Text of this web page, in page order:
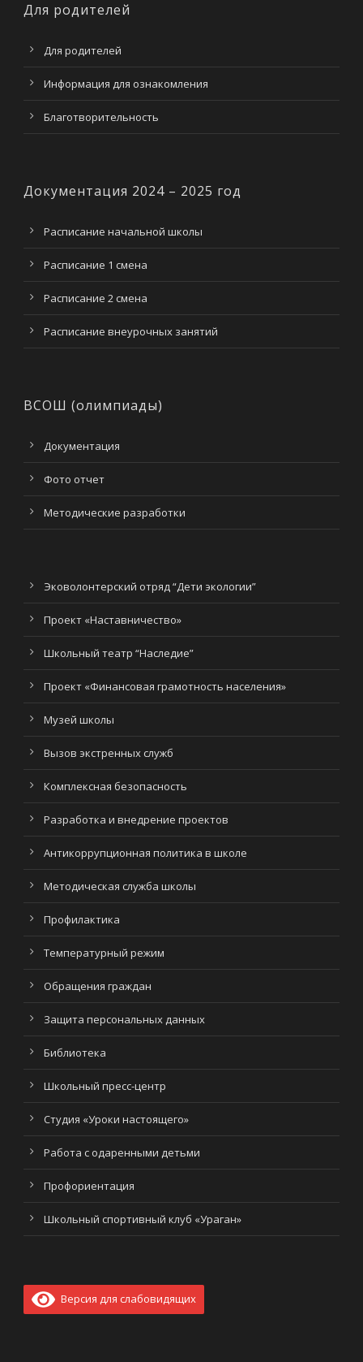
Для родителей
Для родителей
Информация для ознакомления
Благотворительность
Документация 2024 – 2025 год
Расписание начальной школы
Расписание 1 смена
Расписание 2 смена
Расписание внеурочных занятий
ВСОШ (олимпиады)
Документация
Фото отчет
Методические разработки
Эковолонтерский отряд “Дети экологии”
Проект «Наставничество»
Школьный театр “Наследие”
Проект «Финансовая грамотность населения»
Музей школы
Вызов экстренных служб
Комплексная безопасность
Разработка и внедрение проектов
Антикоррупционная политика в школе
Методическая служба школы
Профилактика
Температурный режим
Обращения граждан
Защита персональных данных
Библиотека
Школьный пресс-центр
Студия «Уроки настоящего»
Работа с одаренными детьми
Профориентация
Школьный спортивный клуб «Ураган»
Версия для слабовидящих